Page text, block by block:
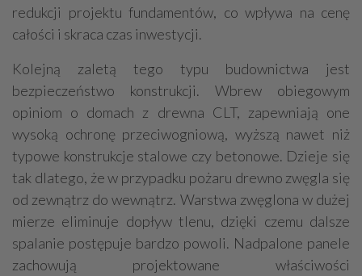
redukcji projektu fundamentów, co wpływa na cenę
całości i skraca czas inwestycji.
Kolejną zaletą tego typu budownictwa jest
bezpieczeństwo konstrukcji. Wbrew obiegowym
opiniom o domach z drewna CLT, zapewniają one
wysoką ochronę przeciwogniową, wyższą nawet niż
typowe konstrukcje stalowe czy betonowe. Dzieje się
tak dlatego, że w przypadku pożaru drewno zwęgla się
od zewnątrz do wewnątrz. Warstwa zwęglona w dużej
mierze eliminuje dopływ tlenu, dzięki czemu dalsze
spalanie postępuje bardzo powoli. Nadpalone panele
zachowują projektowane właściwości